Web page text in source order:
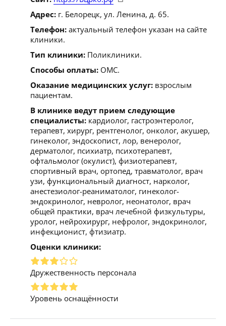
Адрес: г. Белорецк, ул. Ленина, д. 65.
Телефон: актуальный телефон указан на сайте
клиники.
Тип клиники: Поликлиники.
Способы оплаты: ОМС.
Оказание медицинских услуг: взрослым
пациентам.
В клинике ведут прием следующие
специалисты: кардиолог, гастроэнтеролог,
терапевт, хирург, рентгенолог, онколог, акушер,
гинеколог, эндоскопист, лор, венеролог,
дерматолог, психиатр, психотерапевт,
офтальмолог (окулист), физиотерапевт,
спортивный врач, ортопед, травматолог, врач
узи, функциональный диагност, нарколог,
анестезиолог-реаниматолог, гинеколог-
эндокринолог, невролог, неонатолог, врач
общей практики, врач лечебной физкультуры,
уролог, нейрохирург, нефролог, эндокринолог,
инфекционист, фтизиатр.
Оценки клиники:
Дружественность персонала
Уровень оснащённости